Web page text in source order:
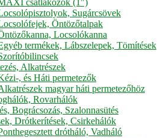
Sugárcsövek
Öntözőtalpak
Locsolókanna
termékek, Lábszelepek, Tömítések
Alkatrészek
, és Háti permetezők
magyar háti permetezőhöz
Rovarhálók
Bográcsozás, Szalonnasütés
Drótkerítések, Csirkehálók
drótháló, Vadháló